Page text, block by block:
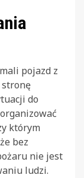
pojazd z
stronę
do
którym
bez
nie jest
ludzi.